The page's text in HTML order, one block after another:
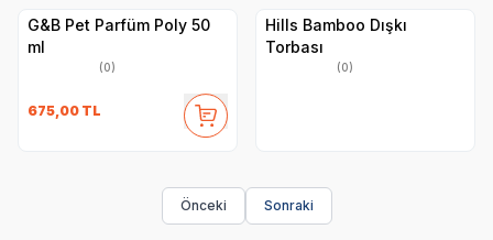
G&B Pet Parfüm Poly 50
ml
(0)
675,00 TL
Hills Bamboo Dışkı
Torbası
(0)
Önceki Sonraki